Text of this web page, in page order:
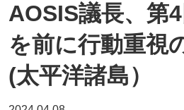
AOSIS議長、第
を前に行動重視
(太平洋諸島）